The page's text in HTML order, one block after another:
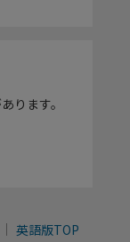
ります。
英語版TOP